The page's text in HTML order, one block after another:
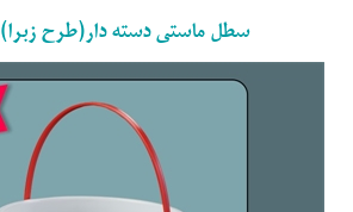
سطل ماستی دسته دار(طرح زبرا) 1500 cc